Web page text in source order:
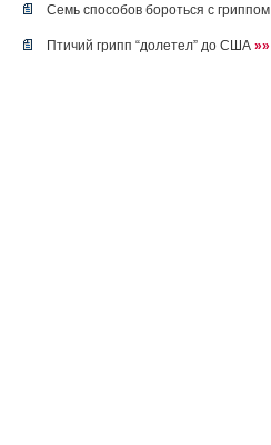
Семь способов бороться с гриппом
Птичий грипп “долетел” до США »»